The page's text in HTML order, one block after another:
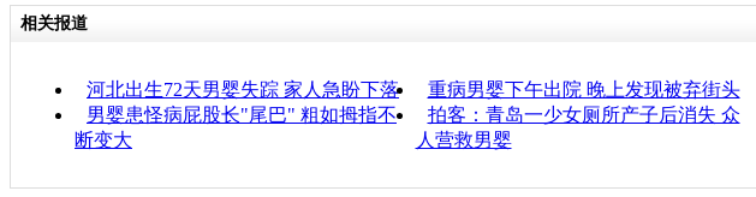
相关报道
河北出生72天男婴失踪 家人急盼下落
重病男婴下午出院 晚上发现被弃街头
男婴患怪病屁股长"尾巴" 粗如拇指不
断变大
拍客：青岛一少女厕所产子后消失 众
人营救男婴